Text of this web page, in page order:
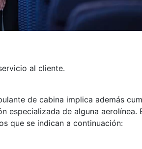
al cliente.
de cabina implica además
especializada de alguna
que se indican a continuación: